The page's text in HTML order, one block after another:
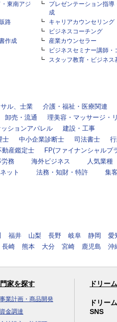
東南アジ
路
作成
プレゼンテーション指導
成
キャリアカウンセリング
ビジネスコーチング
産業カウンセラー
ビジネスセミナー講師・
スタッフ教育・ビジネス
ル、士業
介護・福祉・医療関連
卸売・流通
理美容・マッサージ・
ッションアパレル
建設・工事
士 中小企業診断士 司法書士
動産鑑定士
FP(ファイナンシャルプ
労務 海外ビジネス
人気業種
ット 法務・知財・特許
集
福井 山梨 長野 岐阜 静岡 愛
長崎 熊本 大分 宮崎 鹿児島 沖
家を探す
事業計画・商品開発
資金調達
ドリー
ドリー
SNS